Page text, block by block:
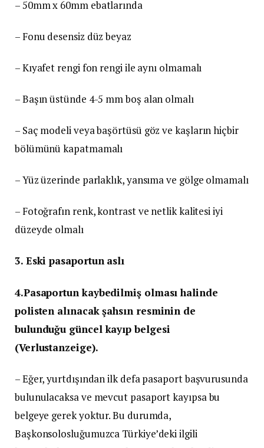
– 50mm x 60mm ebatlarında
– Fonu desensiz düz beyaz
– Kıyafet rengi fon rengi ile aynı olmamalı
– Başın üstünde 4-5 mm boş alan olmalı
– Saç modeli veya başörtüsü göz ve kaşların hiçbir
bölümünü kapatmamalı
– Yüz üzerinde parlaklık, yansıma ve gölge olmamalı
– Fotoğrafın renk, kontrast ve netlik kalitesi iyi
düzeyde olmalı
3. Eski pasaportun aslı
4.Pasaportun kaybedilmiş olması halinde
polisten alınacak şahsın resminin de
bulunduğu güncel kayıp belgesi
(Verlustanzeige).
– Eğer, yurtdışından ilk defa pasaport başvurusunda
bulunulacaksa ve mevcut pasaport kayıpsa bu
belgeye gerek yoktur. Bu durumda,
Başkonsolosluğumuzca Türkiye’deki ilgili